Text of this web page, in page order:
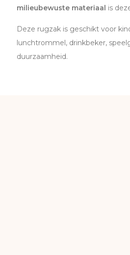
milieubewuste materiaal is
Deze rugzak is geschikt voor
lunchtrommel, drinkbeker,
duurzaamheid.